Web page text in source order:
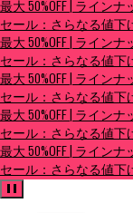
最大 50%OFF | ラインナ
セール：さらなる値下
最大 50%OFF | ラインナ
セール：さらなる値下
最大 50%OFF | ラインナ
セール：さらなる値下
最大 50%OFF | ラインナ
セール：さらなる値下
最大 50%OFF | ラインナ
セール：さらなる値下